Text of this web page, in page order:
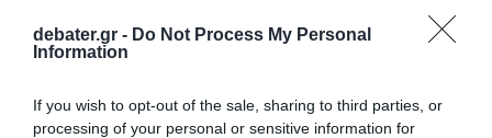
debater.gr - Do Not Process My Personal
Information
If you wish to opt-out of the sale, sharing to third parties, or
processing of your personal or sensitive information for